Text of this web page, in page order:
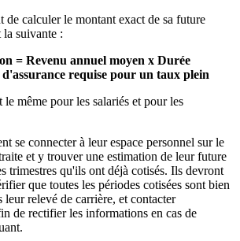
de calculer le montant exact de sa future
la suivante :
= Revenu annuel moyen x Durée
requise pour un taux plein
le même pour les salariés et pour les
se connecter à leur espace personnel sur le
et y trouver une estimation de leur future
trimestres qu'ils ont déjà cotisés. Ils devront
que toutes les périodes cotisées sont bien
leur relevé de carrière, et contacter
de rectifier les informations en cas de